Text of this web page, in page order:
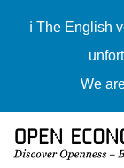
ℹ️ The English
We